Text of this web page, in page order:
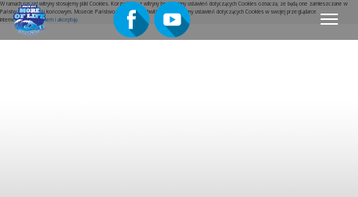
W ramach naszej witryny stosujemy pliki Cookies. Korzystanie z witryny bez zmiany ustawień dotyczących Cookies oznacza, że będą one zamieszczane w
Państwa urządzeniu końcowym. Możecie Państwo w dowolnej chwili dokonać zmiany ustawień dotyczących Cookies w swojej przeglądarce
internetowej.Rozumiem i akceptuję
Menu